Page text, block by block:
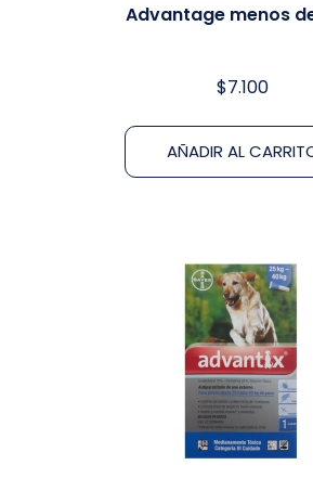
Advantage menos
$7.100
AÑADIR AL